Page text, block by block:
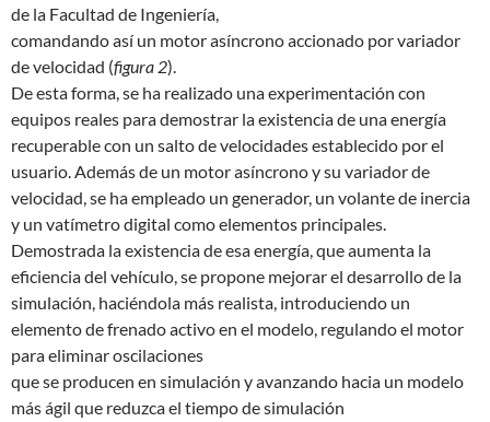
de la Facultad de Ingeniería,
comandando así un motor asíncrono accionado por variador
de velocidad (figura 2).
De esta forma, se ha realizado una experimentación con
equipos reales para demostrar la existencia de una energía
recuperable con un salto de velocidades establecido por el
usuario. Además de un motor asíncrono y su variador de
velocidad, se ha empleado un generador, un volante de inercia
y un vatímetro digital como elementos principales.
Demostrada la existencia de esa energía, que aumenta la
eficiencia del vehículo, se propone mejorar el desarrollo de la
simulación, haciéndola más realista, introduciendo un
elemento de frenado activo en el modelo, regulando el motor
para eliminar oscilaciones
que se producen en simulación y avanzando hacia un modelo
más ágil que reduzca el tiempo de simulación